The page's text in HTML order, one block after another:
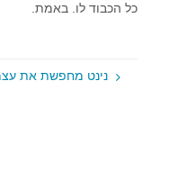
כל הכבוד לו. באמת.
נינט מחפשת את